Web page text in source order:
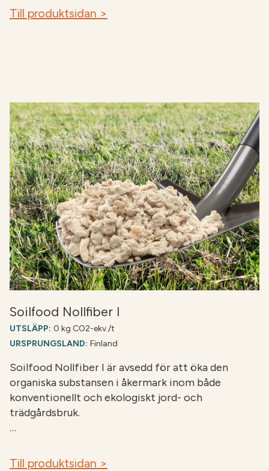
Till produktsidan >
Soilfood Nollfiber I
UTSLÄPP: 0 kg CO2-ekv./t
URSPRUNGSLAND: Finland
Soilfood Nollfiber I är avsedd för att öka den
organiska substansen i åkermark inom både
konventionellt och ekologiskt jord- och
trädgårdsbruk.
…
Till produktsidan >